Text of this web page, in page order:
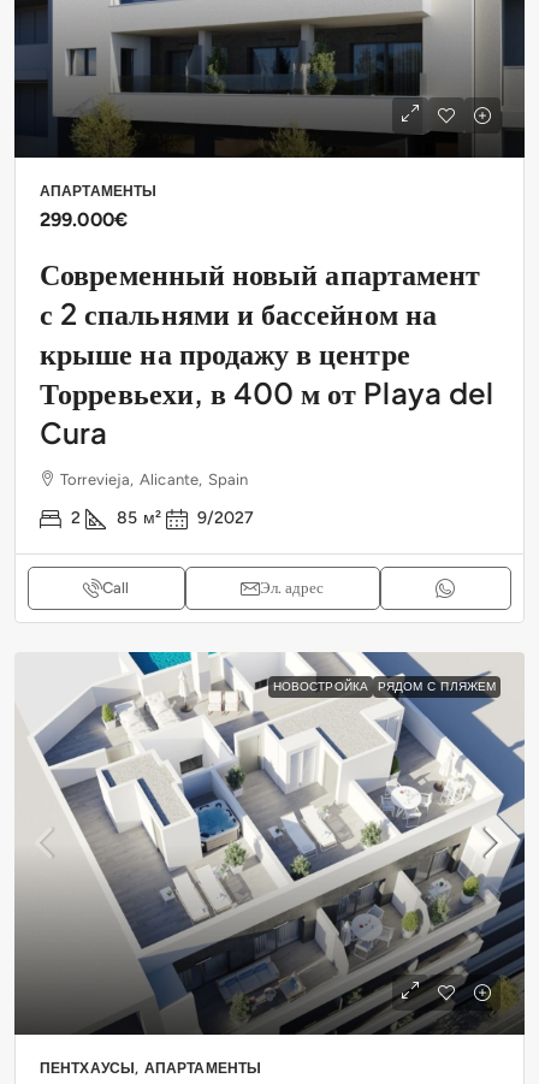
АПАРТАМЕНТЫ
299.000€
Современный новый апартамент
с 2 спальнями и бассейном на
крыше на продажу в центре
Торревьехи, в 400 м от Playa del
Cura
Torrevieja, Alicante, Spain
2 85 м² 9/2027
Call Эл. адрес
НОВОСТРОЙКА РЯДОМ С ПЛЯЖЕМ
ПЕНТХАУСЫ, АПАРТАМЕНТЫ